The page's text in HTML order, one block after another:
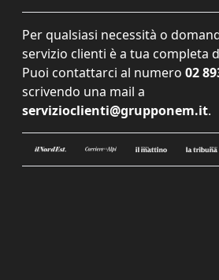
Per qualsiasi necessità o
servizio clienti è a tua completa
Puoi contattarci al numero 02
scrivendo una mail a
servizioclienti@grupponem.it.